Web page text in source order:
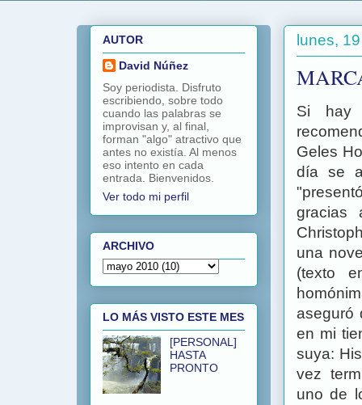
lunes,
Si hay
Geles
día se
gracias
una
(texto
aseguró
en mi
suya:
vez
uno de
AUTOR
David Núñez
Soy periodista. Disfruto
escribiendo, sobre todo
cuando las palabras se
improvisan y, al final,
forman "algo" atractivo que
antes no existía. Al menos
eso intento en cada
entrada. Bienvenidos.
Ver todo mi perfil
ARCHIVO
LO MÁS VISTO ESTE MES
[PERSONAL]
HASTA
PRONTO